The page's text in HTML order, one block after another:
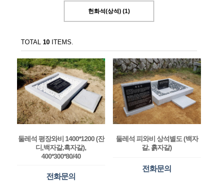
헌화석(상석) (1)
TOTAL 10ITEMS.
둘레석 평장와비 1400*1200 (잔
디,백자갈,흑자갈),
400*300*80/40
전화문의
둘레석 피와비 상석별도 (백자
갈, 흙자갈)
전화문의